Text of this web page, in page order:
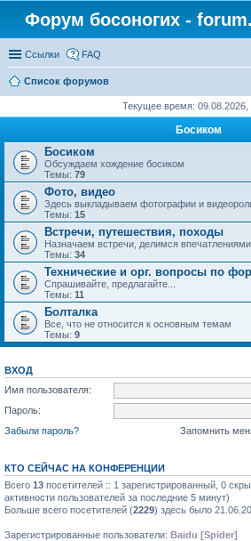
Форум босоногих -
Ссылки FAQ
Список форумов
Текущее время: 09.08.2026,
Босиком
Босиком
Обсуждаем хождение босиком
Темы: 79
Фото, видео
Здесь выкладываем фотографии и
Темы: 15
Встречи, путешествия, походы
Назначаем встречи, делимся впечатлениями
Темы: 34
Технические и орг. вопросы по
Спрашивайте, предлагайте...
Темы: 11
Болталка
Все, что не относится к основным темам
Темы: 9
ВХОД
Имя пользователя:
Пароль:
Забыли пароль?
Запомнить
КТО СЕЙЧАС НА КОНФЕРЕНЦИИ
Всего 13 посетителей :: 1 зарегистрированный, 0
активности пользователей за последние 5 минут)
Больше всего посетителей (2229) здесь было
Зарегистрированные пользователи: Baidu [Spider]